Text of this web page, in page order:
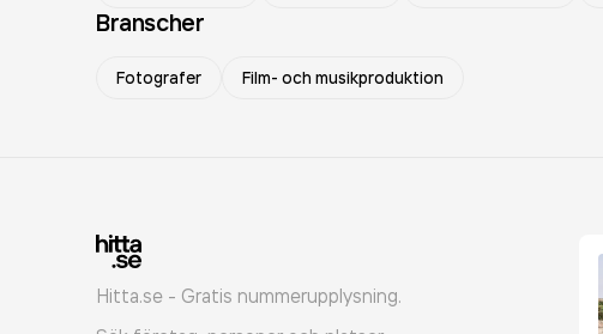
Branscher
Fotografer Film- och musikproduktion
Hitta.se - Gratis nummerupplysning.